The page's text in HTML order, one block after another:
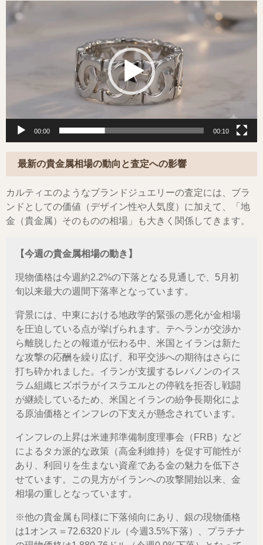
画
00:00 00:10
最新の貴金属相場の動向と査定への影響
カルティエのようなブランドジュエリーの査定には、ブラ
ンドとしての価値（デザイン性や人気度）に加えて、「地
金（貴金属）そのものの相場」も大きく関係してきます。
【今週の貴金属相場の動き】
現物価格は今週約2.2%の下落となる見通しで、5月初
旬以来最大の週間下落率となっています。
背景には、中東における地政学的緊張の悪化が金相場
を圧迫している点が挙げられます。テヘランが交渉か
ら離脱したとの報道が伝わる中、米国とイランは新た
な攻撃の応酬を繰り広げ、和平交渉への期待はさらに
打ち砕かれました。イランが支援するレバノンのイス
ラム組織ヒズボラがイスラエルとの停戦を拒否し戦闘
が継続しているため、米国とイランの紛争長期化によ
る原油価格とインフレの下支えが懸念されています。
インフレの上昇は米連邦準備制度理事会（FRB）など
によるタカ派的な政策（高金利維持）を促す可能性が
あり、利回りを生まない資産である金の魅力を低下さ
せています。この見方がイランへの攻撃開始以来、金
相場の重しとなっています。
※他の貴金属も同様に下落傾向にあり、銀の現物価格
は1オンス＝72.6320ドル（今週3.5%下落）、プラチナ